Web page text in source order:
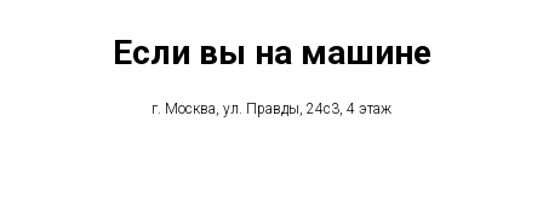
Если вы на машине
г. Москва, ул. Правды, 24с3, 4 этаж